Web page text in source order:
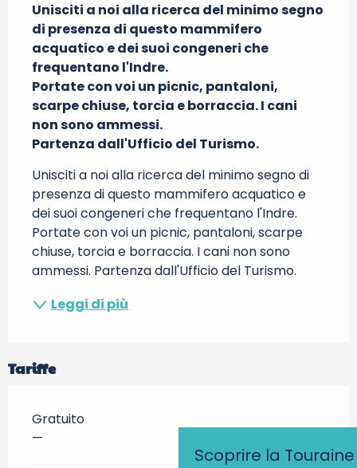
Scoprire la Touraine
Unisciti a noi alla ricerca del minimo segno
di presenza di questo mammifero
acquatico e dei suoi congeneri che
frequentano l'Indre.
Portate con voi un picnic, pantaloni,
scarpe chiuse, torcia e borraccia. I cani
non sono ammessi.
Partenza dall'Ufficio del Turismo.
Unisciti a noi alla ricerca del minimo segno di
presenza di questo mammifero acquatico e
dei suoi congeneri che frequentano l'Indre.
Portate con voi un picnic, pantaloni, scarpe
chiuse, torcia e borraccia. I cani non sono
ammessi. Partenza dall'Ufficio del Turismo.
Leggi di più
Tariffe
Gratuito
—